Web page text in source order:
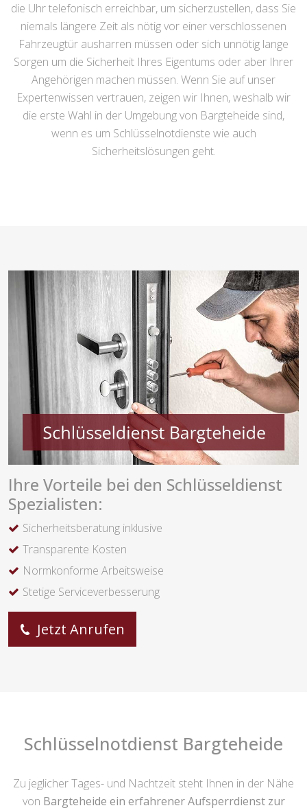
die Uhr telefonisch erreichbar, um sicherzustellen, dass Sie
niemals längere Zeit als nötig vor einer verschlossenen
Fahrzeugtür ausharren müssen oder sich unnötig lange
Sorgen um die Sicherheit Ihres Eigentums oder aber Ihrer
Angehörigen machen müssen. Wenn Sie auf unser
Expertenwissen vertrauen, zeigen wir Ihnen, weshalb wir
die erste Wahl in der Umgebung von Bargteheide sind,
wenn es um Schlüsselnotdienste wie auch
Sicherheitslösungen geht.
Ihre Vorteile bei den Schlüsseldienst
Spezialisten:
Sicherheitsberatung inklusive
Transparente Kosten
Normkonforme Arbeitsweise
Stetige Serviceverbesserung
Jetzt Anrufen
Schlüsselnotdienst Bargteheide
Zu jeglicher Tages- und Nachtzeit steht Ihnen in der Nähe
von Bargteheide ein erfahrener Aufsperrdienst zur